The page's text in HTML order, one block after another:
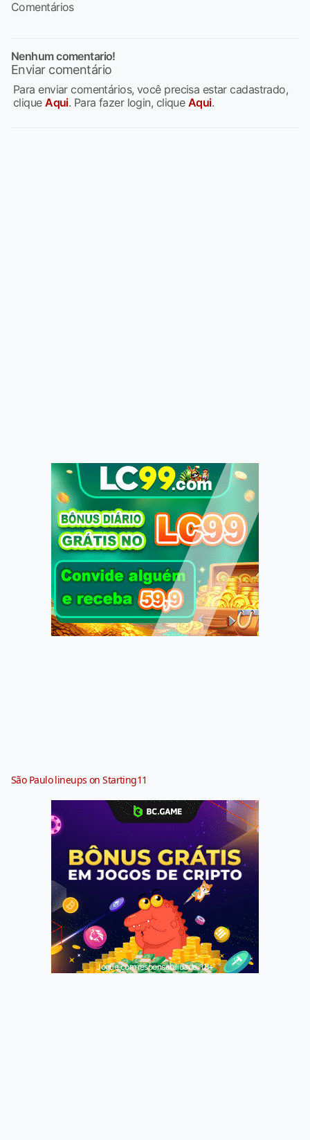
Comentários
Nenhum comentario!
Enviar comentário
Para enviar comentários, você precisa estar cadastrado,
cliqueAqui. Para fazer login, clique Aqui.
São Paulo lineups on Starting11
Jogue com responsabilidade. 18+